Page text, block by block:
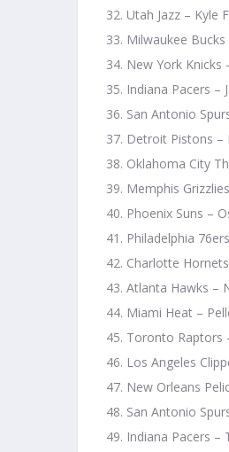
Utah Jazz – Kyle
Milwaukee
New York
Indiana Pacers –
San Antonio
Detroit Pistons –
Oklahoma City
Memphis
Phoenix Suns –
Philadelphia
Charlotte
Atlanta Hawks –
Miami Heat –
Toronto Raptors
Los Angeles
New Orleans
San Antonio
Indiana Pacers –